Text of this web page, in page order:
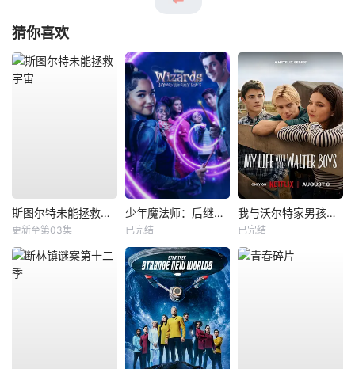
猜你喜欢
斯图尔特未能拯救宇宙
更新至第03集
少年魔法师：后继者第三季
已完结
我与沃尔特家男孩的生活第三季
已完结